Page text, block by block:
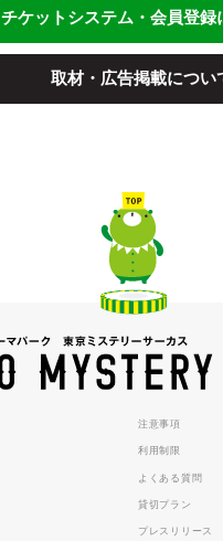
チケットシステム・会員登録
取材・広告掲載につい
注意事項
利用制限
よくある質問
貸切プラン
プレスリリース